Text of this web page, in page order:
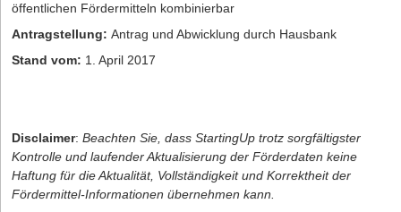
öffentlichen Fördermitteln kombinierbar
Antragstellung: Antrag und Abwicklung durch Hausbank
Stand vom: 1. April 2017
Disclaimer: Beachten Sie, dass StartingUp trotz sorgfältigster
Kontrolle und laufender Aktualisierung der Förderdaten keine
Haftung für die Aktualität, Vollständigkeit und Korrektheit der
Fördermittel-Informationen übernehmen kann.